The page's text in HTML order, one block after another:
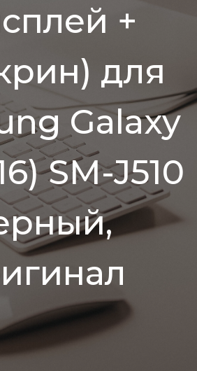
+
для
Galaxy
SM-J510